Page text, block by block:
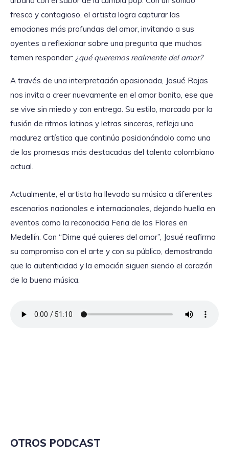
fresco y contagioso, el artista logra capturar las
emociones más profundas del amor, invitando a sus
oyentes a reflexionar sobre una pregunta que muchos
temen responder: ¿qué queremos realmente del amor?
A través de una interpretación apasionada, Josué Rojas
nos invita a creer nuevamente en el amor bonito, ese que
se vive sin miedo y con entrega. Su estilo, marcado por la
fusión de ritmos latinos y letras sinceras, refleja una
madurez artística que continúa posicionándolo como una
de las promesas más destacadas del talento colombiano
actual.
Actualmente, el artista ha llevado su música a diferentes
escenarios nacionales e internacionales, dejando huella en
eventos como la reconocida Feria de las Flores en
Medellín. Con “Dime qué quieres del amor”, Josué reafirma
su compromiso con el arte y con su público, demostrando
que la autenticidad y la emoción siguen siendo el corazón
de la buena música.
OTROS PODCAST